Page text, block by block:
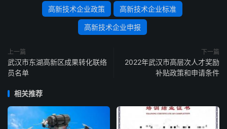
高新技术企业政策 高新技术企业标准
高新技术企业申报
上一篇
武汉市东湖高新区成果转化联络
员名单
下一篇
2022年武汉市高层次人才奖励
补贴政策和申请条件
相关推荐